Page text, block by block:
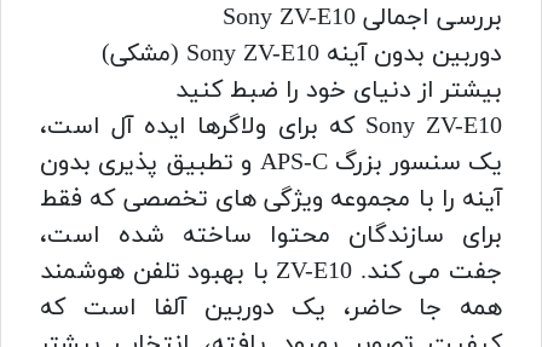
بررسی اجمالی Sony ZV-E10
دوربین بدون آینه Sony ZV-E10 (مشکی)
بیشتر از دنیای خود را ضبط کنید
Sony ZV-E10 که برای ولاگرها ایده آل است،
یک سنسور بزرگ APS-C و تطبیق پذیری بدون
آینه را با مجموعه ویژگی های تخصصی که فقط
برای سازندگان محتوا ساخته شده است،
جفت می کند. ZV-E10 با بهبود تلفن هوشمند
همه جا حاضر، یک دوربین آلفا است که